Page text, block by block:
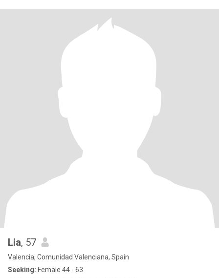
Lia, 57
Valencia, Comunidad Valenciana, Spain
Seeking: Female 44 - 63